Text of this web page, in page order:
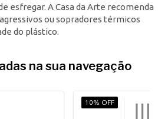
esfregar. A Casa da Arte recomenda
ou sopradores térmicos
do plástico.
na sua navegação
10% OFF